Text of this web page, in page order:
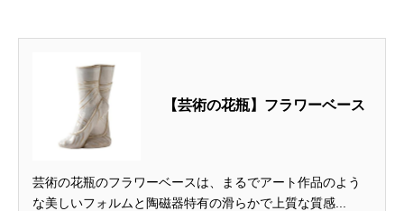
【芸術の花瓶】フラワーベース
芸術の花瓶のフラワーベースは、まるでアート作品のよう
な美しいフォルムと陶磁器特有の滑らかで上質な質感...